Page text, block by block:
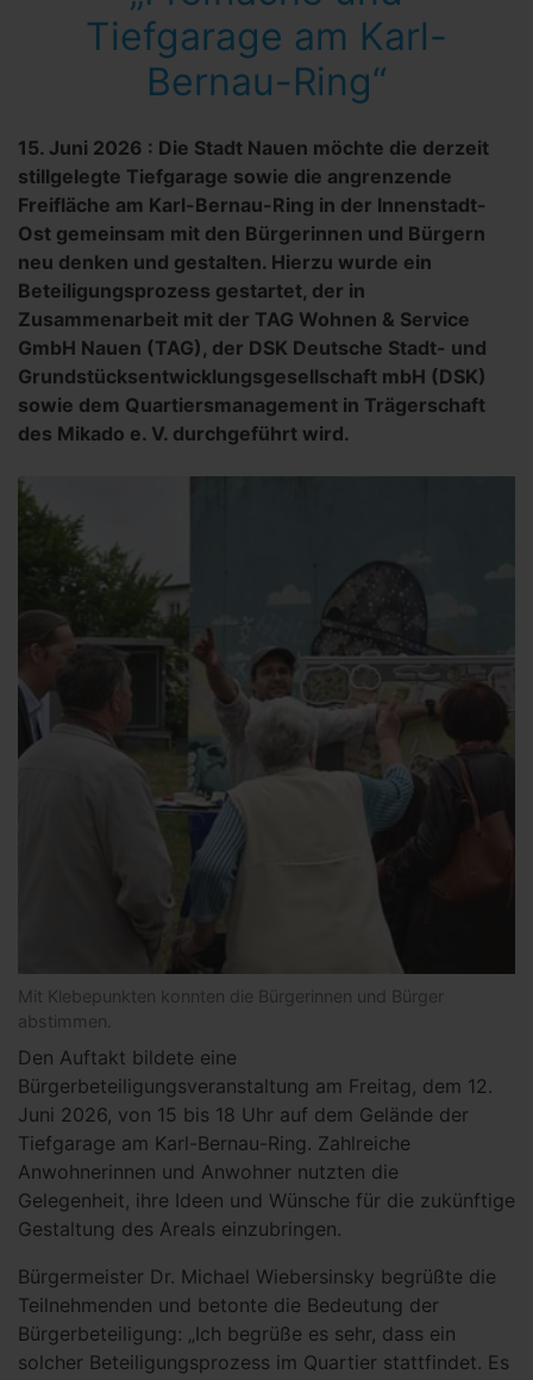
Tiefgarage am Karl-
Bernau-Ring“
15. Juni 2026 : Die Stadt Nauen möchte die derzeit
stillgelegte Tiefgarage sowie die angrenzende
Freifläche am Karl-Bernau-Ring in der Innenstadt-
Ost gemeinsam mit den Bürgerinnen und Bürgern
neu denken und gestalten. Hierzu wurde ein
Beteiligungsprozess gestartet, der in
Zusammenarbeit mit der TAG Wohnen & Service
GmbH Nauen (TAG), der DSK Deutsche Stadt- und
Grundstücksentwicklungsgesellschaft mbH (DSK)
sowie dem Quartiersmanagement in Trägerschaft
des Mikado e. V. durchgeführt wird.
Mit Klebepunkten konnten die Bürgerinnen und Bürger
abstimmen.
Den Auftakt bildete eine
Bürgerbeteiligungsveranstaltung am Freitag, dem 12.
Juni 2026, von 15 bis 18 Uhr auf dem Gelände der
Tiefgarage am Karl-Bernau-Ring. Zahlreiche
Anwohnerinnen und Anwohner nutzten die
Gelegenheit, ihre Ideen und Wünsche für die zukünftige
Gestaltung des Areals einzubringen.
Bürgermeister Dr. Michael Wiebersinsky begrüßte die
Teilnehmenden und betonte die Bedeutung der
Bürgerbeteiligung: „Ich begrüße es sehr, dass ein
solcher Beteiligungsprozess im Quartier stattfindet. Es